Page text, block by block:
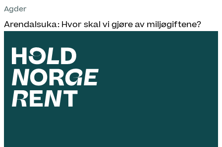
Agder
Arendalsuka: Hvor skal vi gjøre av miljøgiftene?